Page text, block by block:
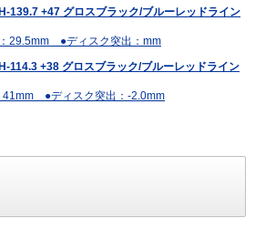
139.7 +47 グロスブラック/ブルーレッドライン
29.5mm ●ディスク突出：mm
114.3 +38 グロスブラック/ブルーレッドライン
●ディスク突出：-2.0mm